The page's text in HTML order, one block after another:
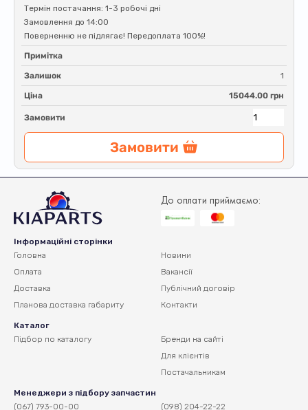
Термін постачання: 1-3 робочі дні
Замовлення до 14:00
Поверненню не підлягає! Передоплата 100%!
Примітка
Залишок 1
Ціна 15044.00 грн
Замовити
Замовити
До оплати приймаємо:
Інформаційні сторінки
Головна
Оплата
Доставка
Планова доставка габариту
Новини
Вакансії
Публічний договір
Контакти
Каталог
Підбор по каталогу
Бренди на сайті
Для клієнтів
Постачальникам
Менеджери з підбору запчастин
(067) 793-00-00
(098) 204-22-22